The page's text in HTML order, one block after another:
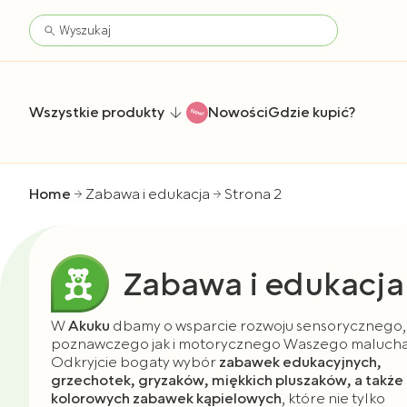
Wszystkie produkty NowościGdzie kupić?
Home Zabawa i edukacja Strona 2
Zabawa i edukacja
WAkuku dbamy o wsparcie rozwoju sensorycznego,
poznawczego jak i motorycznego Waszego
Odkryjcie bogaty wybórzabawek edukacyjnych,
grzechotek, gryzaków, miękkich pluszaków, a także
kolorowych zabawek kąpielowych, które nie tylko